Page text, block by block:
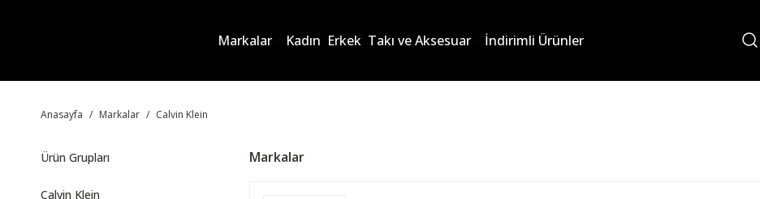
Markalar Kadın Erkek Takı ve Aksesuar İndirimli Ürünler
Anasayfa Markalar Calvin Klein
Ürün Grupları
Calvin Klein
Markalar